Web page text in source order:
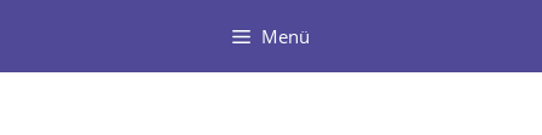
Menü